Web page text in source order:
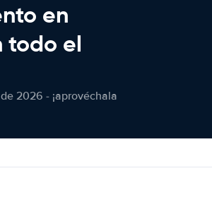
en
todo el
2026 - ¡aprovéchala